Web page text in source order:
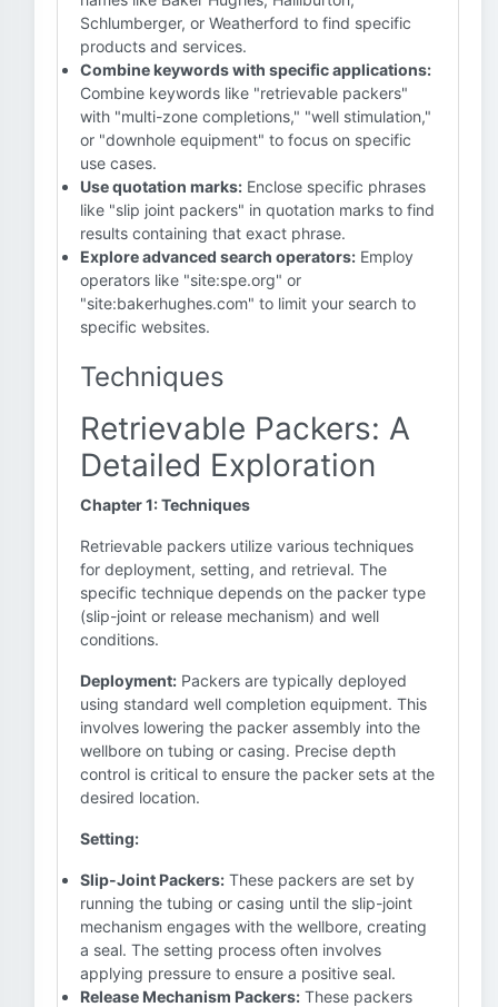
Schlumberger, or Weatherford to find specific
products and services.
Combine keywords with specific applications:
Combine keywords like "retrievable packers"
with "multi-zone completions," "well stimulation,"
or "downhole equipment" to focus on specific
use cases.
Use quotation marks: Enclose specific phrases
like "slip joint packers" in quotation marks to find
results containing that exact phrase.
Explore advanced search operators: Employ
operators like "site:spe.org" or
"site:bakerhughes.com" to limit your search to
specific websites.
Techniques
Retrievable Packers: A
Detailed Exploration
Chapter 1: Techniques
Retrievable packers utilize various techniques
for deployment, setting, and retrieval. The
specific technique depends on the packer type
(slip-joint or release mechanism) and well
conditions.
Deployment: Packers are typically deployed
using standard well completion equipment. This
involves lowering the packer assembly into the
wellbore on tubing or casing. Precise depth
control is critical to ensure the packer sets at the
desired location.
Setting:
Slip-Joint Packers: These packers are set by
running the tubing or casing until the slip-joint
mechanism engages with the wellbore, creating
a seal. The setting process often involves
applying pressure to ensure a positive seal.
Release Mechanism Packers: These packers